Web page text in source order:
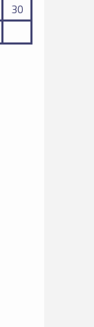
30